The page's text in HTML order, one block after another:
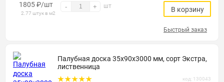
1805₽/шт
2.77 штук в м2
- + шт В корзину
Быстрый заказ
Палубная доска 35х90х3000 мм, сорт Экстра,
лиственница
код: 130043